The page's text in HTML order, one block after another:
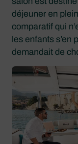
déjeuner en
comparatif qui
les enfants s’en
demandait de